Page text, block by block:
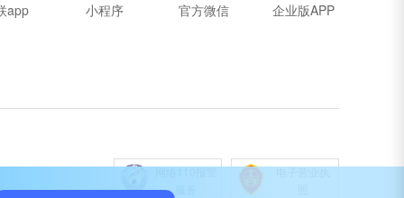
app 小程序 官方微信 企业版APP
网络110报警
电子营业执